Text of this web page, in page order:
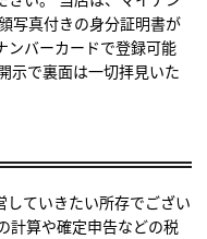
写真付きの身分証明書が
ンバーカードで登録可能
示で裏面は一切拝見いた
ていきたい所存でござい
計算や確定申告などの税